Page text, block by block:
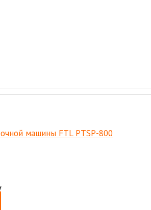
машины FTL PTSP-800